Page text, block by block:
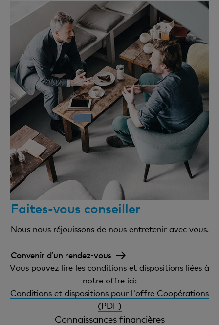
Faites-vous conseiller
Nous nous réjouissons de nous entretenir avec vous.
Convenir d’un rendez-vous
Vous pouvez lire les conditions et dispositions liées à
notre offre ici:
Conditions et dispositions pour l'offre Coopérations
(PDF)
Connaissances financières